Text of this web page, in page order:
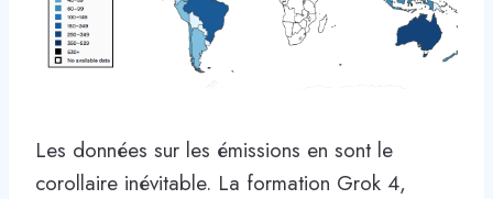
Les données sur les émissions en sont le
corollaire inévitable. La formation Grok 4,